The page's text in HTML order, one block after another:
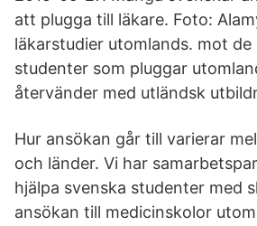
att plugga till läkare. Foto:
läkarstudier utomlands. mot de
studenter som pluggar
återvänder med utländsk
Hur ansökan går till varierar
och länder. Vi har
hjälpa svenska studenter med
ansökan till medicinskolor